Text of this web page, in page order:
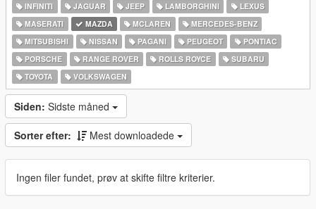
INFINITI
JAGUAR JEEP LAMBORGHINI
LEXUS
MASERATI
MAZDA MCLAREN
MERCEDES-BENZ
MITSUBISHI
NISSAN PAGANI PEUGEOT
PONTIAC
PORSCHE
RANGE ROVER ROLLS ROYCE
SUBARU
TOYOTA
VOLKSWAGEN
Siden: Sidste måned
Sorter efter: Mest downloadede
Ingen filer fundet, prøv at skifte filtre kriterier.